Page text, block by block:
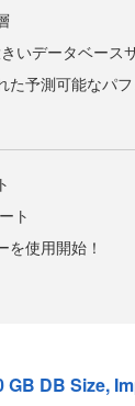
いデータベース
た予測可能なパ
ト
使用開始！
GB DB Size,